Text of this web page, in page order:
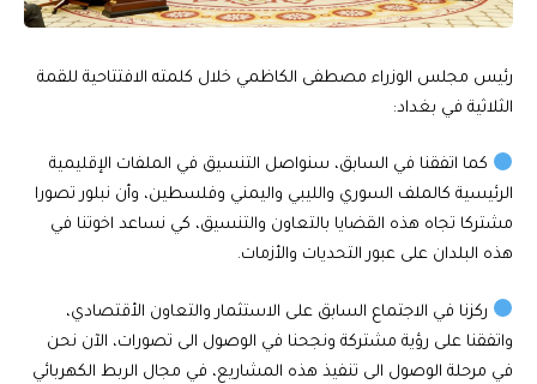
رئيس مجلس الوزراء مصطفى الكاظمي خلال كلمته الافتتاحية للقمة
الثلاثية في بغداد:
كما اتفقنا في السابق، سنواصل التنسيق في الملفات الإقليمية
الرئيسية كالملف السوري والليبي واليمني وفلسطين، وأن نبلور تصورا
مشتركا تجاه هذه القضايا بالتعاون والتنسيق، كي نساعد اخوتنا في
هذه البلدان على عبور التحديات والأزمات.
ركزنا في الاجتماع السابق على الاستثمار والتعاون الأقتصادي،
واتفقنا على رؤية مشتركة ونجحنا في الوصول الى تصورات، الآن نحن
في مرحلة الوصول الى تنفيذ هذه المشاريع، في مجال الربط الكهربائي